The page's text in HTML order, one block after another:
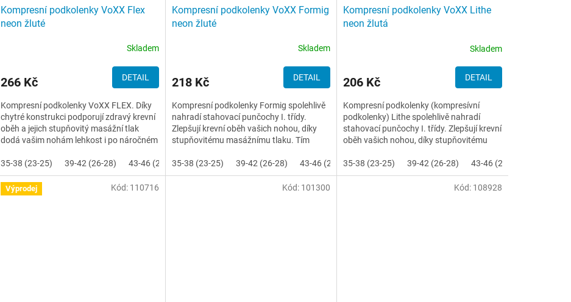
Kompresní podkolenky VoXX Flex
neon žluté
Skladem
266 Kč DETAIL
Kompresní podkolenky VoXX FLEX. Díky
chytré konstrukci podporují zdravý krevní
oběh a jejich stupňovitý masážní tlak
dodá vašim nohám lehkost i po náročném
35-38 (23-25)
39-42 (26-28) 43-46 (29-31)
Kompresní podkolenky VoXX Formig
neon žluté
Skladem
218 Kč DETAIL
Kompresní podkolenky Formig spolehlivě
nahradí stahovací punčochy I. třídy.
Zlepšují krevní oběh vašich nohou, díky
stupňovitému masážnímu tlaku. Tím
35-38 (23-25)
39-42 (26-28) 43-46 (29-31)
Kompresní podkolenky VoXX Lithe
neon žlutá
Skladem
206 Kč DETAIL
Kompresní podkolenky (kompresívní
podkolenky) Lithe spolehlivě nahradí
stahovací punčochy I. třídy. Zlepšují krevní
oběh vašich nohou, díky stupňovitému
35-38 (23-25)
39-42 (26-28) 43-46 (29-31)
Výprodej Kód: 110716 Kód: 101300 Kód: 108928